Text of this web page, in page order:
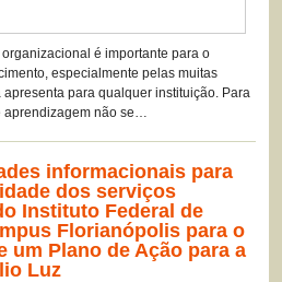
é importante para o
especialmente pelas muitas
para qualquer instituição. Para
aprendizagem não se…
informacionais para
dos serviços
Instituto Federal de
Florianópolis para o
um Plano de Ação para a
Luz